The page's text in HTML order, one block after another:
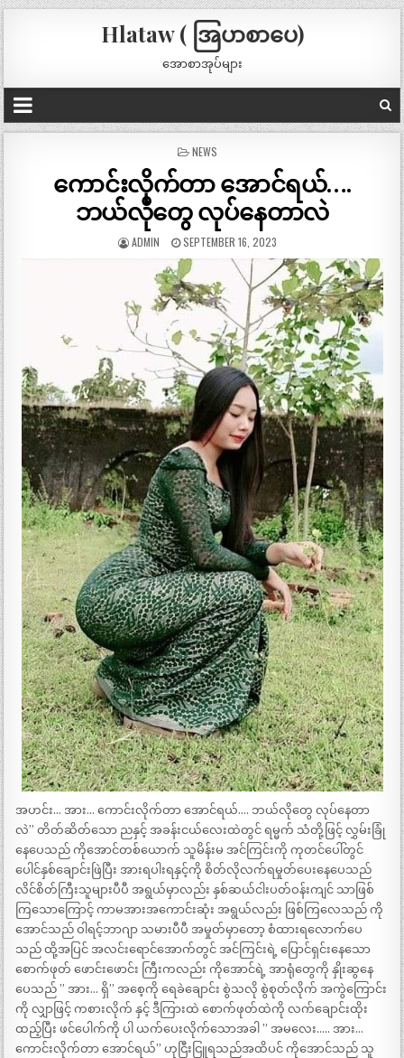
Hlataw ( အြပာစာပေ)
အောစာအုပ်များ
POSTED
NEWS
ကောင်းလိုက်တာ အောင်ရယ်….
ဘယ်လိုတွေ လုပ်နေတာလဲ
ADMIN SEPTEMBER 16, 2023
အဟင်း… အား… ကောင်းလိုက်တာ အောင်ရယ်…. ဘယ်လိုတွေ လုပ်နေတာ
လဲ” တိတ်ဆိတ်သော ညနှင့် အခန်းငယ်လေးထဲတွင် ရမ္မက် သံတို့ဖြင့် လွှမ်းခြုံ
နေပေသည် ကိုအောင်တစ်ယောက် သူမိန်းမ အင်ကြင်းကို ကုတင်ပေါ်တွင်
ပေါင်နှစ်ချောင်းဖြဲပြီး အားရပါးရနှင့်ကို စိတ်လိုလက်ရမှုတ်ပေးနေပေသည်
လိင်စိတ်ကြီးသူများပီပီ အရွယ်မှာလည်း နှစ်ဆယ်ငါးပတ်ဝန်းကျင် သာဖြစ်
ကြသောကြောင့် ကာမအားအကောင်းဆုံး အရွယ်လည်း ဖြစ်ကြလေသည် ကို
အောင်သည် ဝါရင့်ဘာဂျာ သမားပီပီ အမှုတ်မှာတော့ စံထားရလောက်ပေ
သည် ထို့အပြင် အလင်းရောင်အောက်တွင် အင်ကြင်းရဲ့ ပြောင်ရှင်းနေသော
စောက်ဖုတ် ဖောင်းဖောင်း ကြီးကလည်း ကိုအောင်ရဲ့ အာရုံတွေကို နှိုးဆွနေ
ပေသည် ” အား… ရှိ” အစေ့ကို ရေခဲချောင်း စွဲသလို စွဲစုတ်လိုက် အကွဲကြောင်း
ကို လျှာဖြင့် ကစားလိုက် နှင့် ဒီကြားထဲ စောက်ဖုတ်ထဲကို လက်ချောင်းထိုး
ထည့်ပြီး ဖင်ပေါက်ကို ပါ ယက်ပေးလိုက်သောအခါ ” အမလေး….. အား…
ကောင်းလိုက်တာ အောင်ရယ်” ဟုငြီးငြူရသည်အထိပင် ကိုအောင်သည် သူ